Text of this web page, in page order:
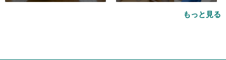
もっと見る